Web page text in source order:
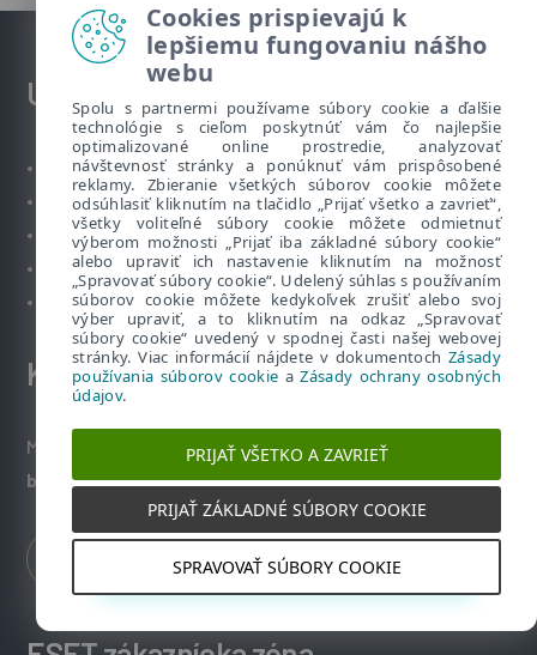
Užitočné informácie
•
O Bezpečne na nete
•
Naše bezpečnostné riešenia
•
Kybernetický slovník pojmov
•
Podcast Klik špeciál
•
Technická podpora spoločnosti ESET
Kontakt
Máte nezodpovedané otázky? Napíšte nám:
bezpecnenanete@eset.sk
Cookies prispievajú k
lepšiemu fungovaniu nášho
webu
Spolu s partnermi používame súbory cookie a ďalšie
technológie s cieľom poskytnúť vám čo najlepšie
optimalizované online prostredie, analyzovať
návštevnosť stránky a ponúknuť vám prispôsobené
reklamy. Zbieranie všetkých súborov cookie môžete
odsúhlasiť kliknutím na tlačidlo „Prijať všetko a zavrieť“,
všetky voliteľné súbory cookie môžete odmietnuť
výberom možnosti „Prijať iba základné súbory cookie“
alebo upraviť ich nastavenie kliknutím na možnosť
„Spravovať súbory cookie“. Udelený súhlas s používaním
súborov cookie môžete kedykoľvek zrušiť alebo svoj
výber upraviť, a to kliknutím na odkaz „Spravovať
súbory cookie“ uvedený v spodnej časti našej webovej
stránky. Viac informácií nájdete v dokumentoch Zásady
používania súborov cookie aZásady ochrany osobných
údajov.
PRIJAŤ VŠETKO A ZAVRIEŤ
PRIJAŤ ZÁKLADNÉ SÚBORY COOKIE
SPRAVOVAŤ SÚBORY COOKIE